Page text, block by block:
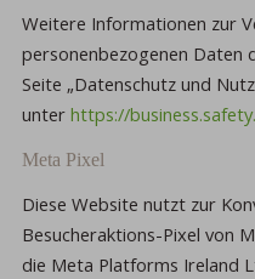
Weitere Informationen zur
personenbezogenen Daten
Seite „Datenschutz und
unterhttps://
Meta Pixel
Diese Website nutzt zur
Besucheraktions-Pixel von
die Meta Platforms Ireland